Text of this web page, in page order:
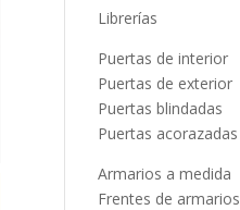
Librerías
Puertas de interior
Puertas de exterior
Puertas blindadas
Puertas acorazadas
Armarios a medida
Frentes de armarios